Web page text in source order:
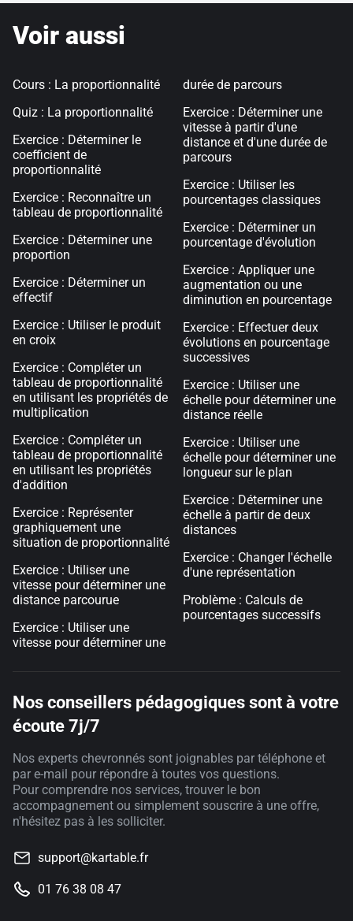
Voir aussi
Cours : La proportionnalité
Quiz : La proportionnalité
Exercice : Déterminer le
coefficient de
proportionnalité
Exercice : Reconnaître un
tableau de proportionnalité
Exercice : Déterminer une
proportion
Exercice : Déterminer un
effectif
Exercice : Utiliser le produit
en croix
Exercice : Compléter un
tableau de proportionnalité
en utilisant les propriétés de
multiplication
Exercice : Compléter un
tableau de proportionnalité
en utilisant les propriétés
d'addition
Exercice : Représenter
graphiquement une
situation de proportionnalité
Exercice : Utiliser une
vitesse pour déterminer une
distance parcourue
Exercice : Utiliser une
vitesse pour déterminer une
durée de parcours
Exercice : Déterminer une
vitesse à partir d'une
distance et d'une durée de
parcours
Exercice : Utiliser les
pourcentages classiques
Exercice : Déterminer un
pourcentage d'évolution
Exercice : Appliquer une
augmentation ou une
diminution en pourcentage
Exercice : Effectuer deux
évolutions en pourcentage
successives
Exercice : Utiliser une
échelle pour déterminer une
distance réelle
Exercice : Utiliser une
échelle pour déterminer une
longueur sur le plan
Exercice : Déterminer une
échelle à partir de deux
distances
Exercice : Changer l'échelle
d'une représentation
Problème : Calculs de
pourcentages successifs
Nos conseillers pédagogiques sont à votre
écoute 7j/7
Nos experts chevronnés sont joignables par téléphone et
par e-mail pour répondre à toutes vos questions.
Pour comprendre nos services, trouver le bon
accompagnement ou simplement souscrire à une offre,
n'hésitez pas à les solliciter.
support@kartable.fr
01 76 38 08 47